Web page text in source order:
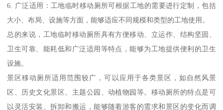
6. 广泛适用：工地临时移动厕所可根据工地的需要进行定制，包括
大小、布局、设施等方面，能够适应不同规模和类型的工地使用。
总的来说，工地临时移动厕所具有方便移动、立运作、结构坚固、
卫生可靠、能耗低和广泛适用等特点，能够为工地提供便利的卫生
设施。
景区移动厕所适用范围较广，可以应用于各类景区，如自然风景
区、历史文化景区、主题公园、动植物园等。移动厕所的特点是可
以灵活安装、拆卸和搬运，能够随着游客的需求和景区的变化而调